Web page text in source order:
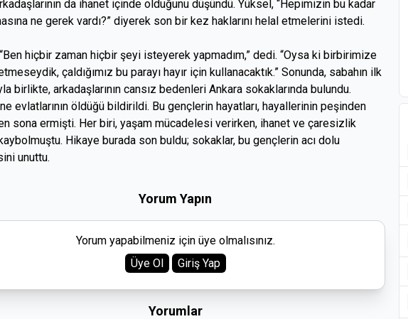
da ihanet içinde olduğunu düşündü. Yüksel, “Hepimizin bu kadar
ne gerek vardı?” diyerek son bir kez haklarını helal etmelerini istedi.
hiçbir zaman hiçbir şeyi isteyerek yapmadım,” dedi. “Oysa ki birbirimize
çaldığımız bu parayı hayır için kullanacaktık.” Sonunda, sabahın ilk
birlikte, arkadaşlarının cansız bedenleri Ankara sokaklarında bulundu.
evlatlarının öldüğü bildirildi. Bu gençlerin hayatları, hayallerinin peşinden
sona ermişti. Her biri, yaşam mücadelesi verirken, ihanet ve çaresizlik
Hikaye burada son buldu; sokaklar, bu gençlerin acı dolu
unuttu.
Yorum Yapın
Yorum yapabilmeniz için üye olmalısınız.
Üye Ol
Giriş Yap
Yorumlar